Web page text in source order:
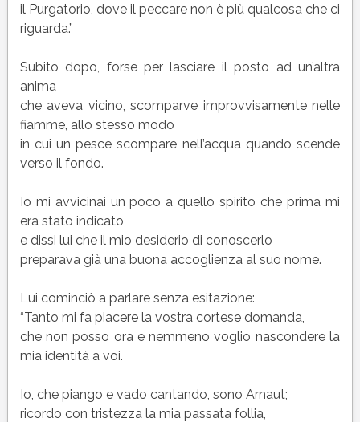
il Purgatorio, dove il peccare non è più qualcosa che ci
riguarda.”
Subito dopo, forse per lasciare il posto ad un’altra
anima
che aveva vicino, scomparve improvvisamente nelle
fiamme, allo stesso modo
in cui un pesce scompare nell’acqua quando scende
verso il fondo.
Io mi avvicinai un poco a quello spirito che prima mi
era stato indicato,
e dissi lui che il mio desiderio di conoscerlo
preparava già una buona accoglienza al suo nome.
Lui cominciò a parlare senza esitazione:
“Tanto mi fa piacere la vostra cortese domanda,
che non posso ora e nemmeno voglio nascondere la
mia identità a voi.
Io, che piango e vado cantando, sono Arnaut;
ricordo con tristezza la mia passata follia,